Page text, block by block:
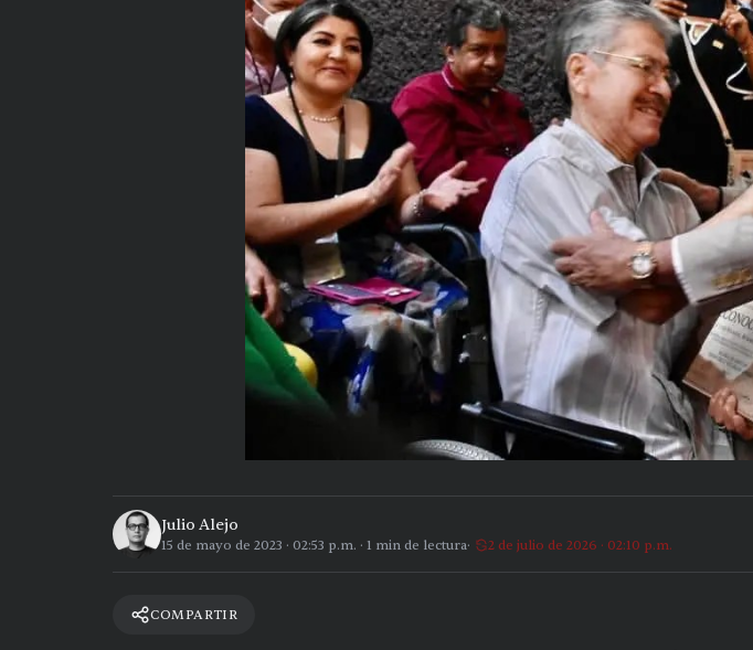
Julio Alejo
15 de mayo de 2023 · 02:53 p.m. · 1 min de lectura 2 de julio de 2026 · 02:10 p.m.
COMPARTIR